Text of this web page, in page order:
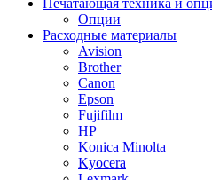
Печатающая техника и
Опции
Расходные материалы
Avision
Brother
Canon
Epson
Fujifilm
HP
Konica Minolta
Kyocera